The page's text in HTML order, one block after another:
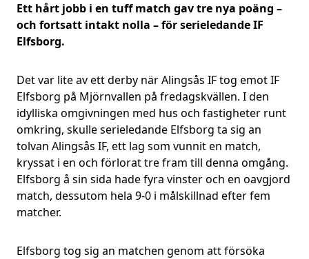
Ett hårt jobb i en tuff match gav tre nya poäng –
och fortsatt intakt nolla – för serieledande IF
Elfsborg.
Det var lite av ett derby när Alingsås IF tog emot IF
Elfsborg på Mjörnvallen på fredagskvällen. I den
idylliska omgivningen med hus och fastigheter runt
omkring, skulle serieledande Elfsborg ta sig an
tolvan Alingsås IF, ett lag som vunnit en match,
kryssat i en och förlorat tre fram till denna omgång.
Elfsborg å sin sida hade fyra vinster och en oavgjord
match, dessutom hela 9-0 i målskillnad efter fem
matcher.
Elfsborg tog sig an matchen genom att försöka